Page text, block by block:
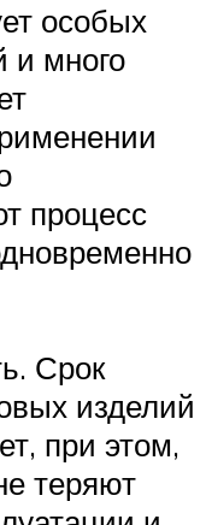
особых
и много
процесс
Срок
изделий
при этом,
теряют